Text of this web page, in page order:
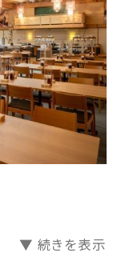
▼ 続きを表示